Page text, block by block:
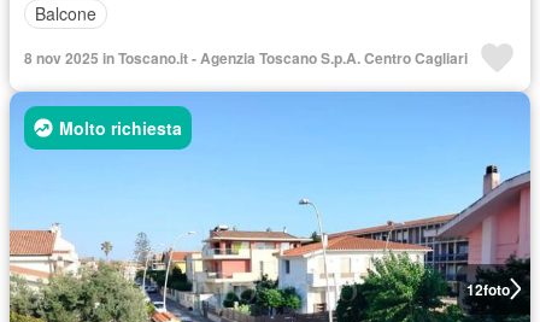
Balcone
8 nov 2025 in Toscano.it - Agenzia Toscano S.p.A. Centro Cagliari
12foto
Molto richiesta